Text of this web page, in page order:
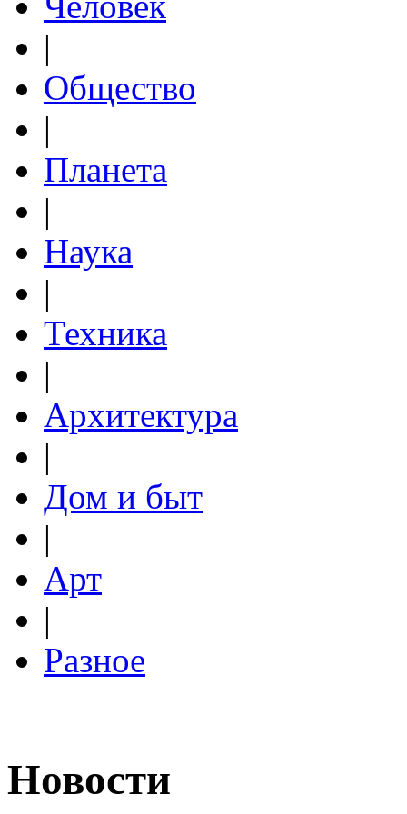
|
Общество
|
Планета
|
Наука
|
Техника
|
Архитектура
|
Дом и быт
|
Арт
|
Разное
Новости